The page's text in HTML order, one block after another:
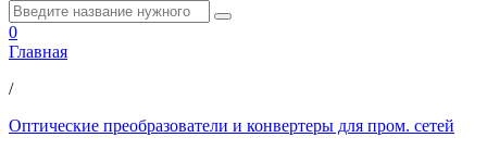
0
Главная
/
Оптические преобразователи и конвертеры для пром. сетей